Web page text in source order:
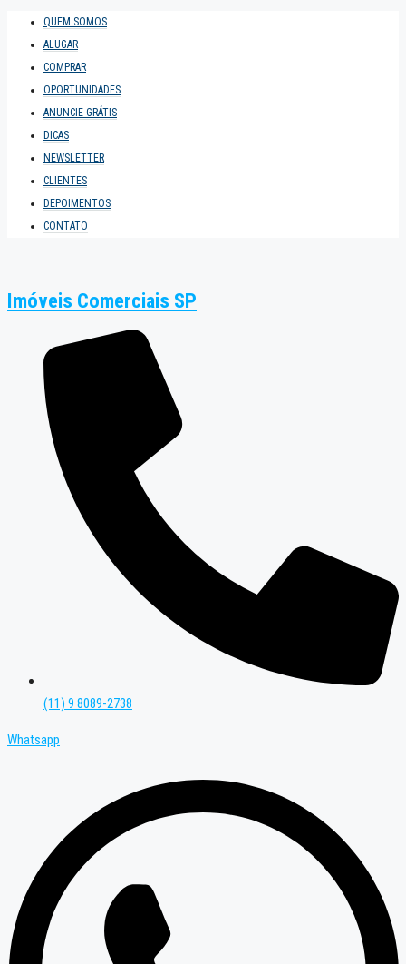
QUEM SOMOS
ALUGAR
COMPRAR
OPORTUNIDADES
ANUNCIE GRÁTIS
DICAS
NEWSLETTER
CLIENTES
DEPOIMENTOS
CONTATO
Imóveis Comerciais SP
(11) 9 8089-2738
Whatsapp